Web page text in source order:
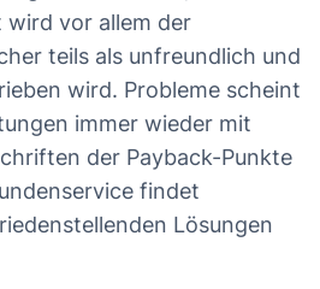
wird vor allem der
teils als unfreundlich und
wird. Probleme scheint
immer wieder mit
der Payback-Punkte
findet
Lösungen